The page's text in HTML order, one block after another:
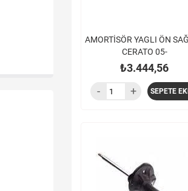
AMORTİSÖR YAGLI ÖN
CERATO 05-
₺3.444,56
SEPETE